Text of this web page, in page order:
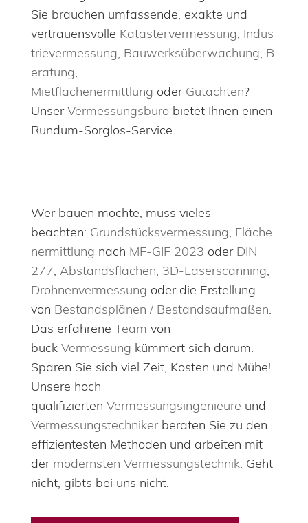
Sie brauchen umfassende, exakte und
vertrauensvolle Katastervermessung, Indus
trievermessung, Bauwerksüberwachung, B
eratung,
Mietflächenermittlung oder Gutachten?
UnserVermessungsbürobietet Ihnen einen
Rundum-Sorglos-Service.
Wer bauen möchte, muss vieles
beachten: Grundstücksvermessung, Fläche
nermittlung nach MF-GIF 2023 oder DIN
277, Abstandsflächen, 3D-Laserscanning,
Drohnenvermessung oder die Erstellung
von Bestandsplänen / Bestandsaufmaßen.
Das erfahrene Team von
buck Vermessung kümmert sich darum.
Sparen Sie sich viel Zeit, Kosten und Mühe!
Unsere hoch
qualifizierten Vermessungsingenieure und
Vermessungstechnikerberaten Sie zu den
effizientesten Methoden und arbeiten mit
der modernsten Vermessungstechnik. Geht
nicht, gibts bei uns nicht.